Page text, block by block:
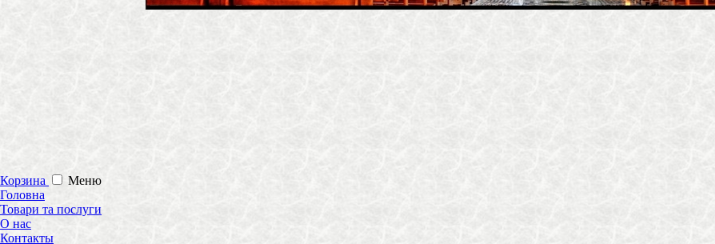
Корзина
Меню
Головна
Товари та послуги
О нас
Контакты